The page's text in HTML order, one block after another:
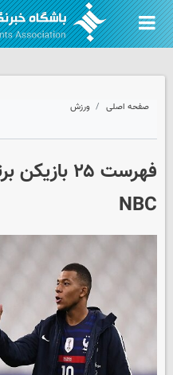
صفحه اصلی ورزش
فهرست ۲۵
NBC